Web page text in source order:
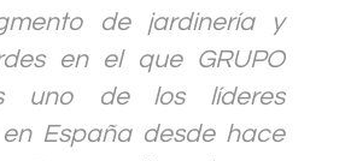
de jardinería y
en el que GRUPO
uno de los líderes
en España desde hace